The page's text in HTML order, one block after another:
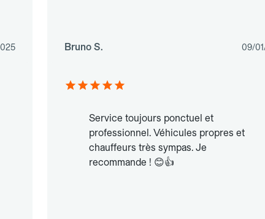
Bruno S. 09/
Service toujours ponctuel et
professionnel. Véhicules propres et
chauffeurs très sympas. Je
recommande ! 😊👍